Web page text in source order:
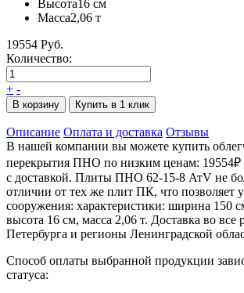
Высота16 см
Масса2,06 т
19554 Руб.
Количество:
+ -
В корзину Купить в 1 клик
Описание Оплата и доставка Отзывы
В нашей компании вы можете купить
перекрытия ПНО по низким ценам: 19554₽
с доставкой. Плиты ПНО 62-15-8 АтV не
отличии от тех же плит ПК, что позволяет
сооружения: характеристики: ширина 150
высота 16 см, масса 2,06 т. Доставка во
Петербурга и регионы Ленинградской
Способ оплаты выбранной продукции
статуса: